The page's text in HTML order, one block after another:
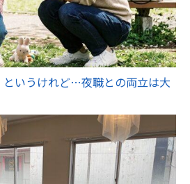
というけれど…夜職との両立は大